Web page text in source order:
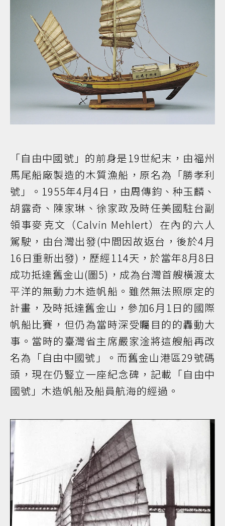
「自由中國號」的前身是19世紀末，由福州
馬尾船廠製造的木質漁船，原名為「勝孝利
號」。1955年4月4日，由周傳鈞、种玉麟、
胡露奇、陳家琳、徐家政及時任美國駐台副
領事麥克文（Calvin Mehlert）在內的六人
駕駛，由台灣出發(中間因故返台，後於4月
16日重新出發)，歷經114天，於當年8月8日
成功抵達舊金山(圖5)，成為台灣首艘橫渡太
平洋的無動力木造帆船。雖然無法照原定的
計畫，及時抵達舊金山，參加6月1日的國際
帆船比賽，但仍為當時深受矚目的的轟動大
事。當時的臺灣省主席嚴家淦將這艘船再改
名為「自由中國號」。而舊金山港區29號碼
頭，現在仍豎立一座紀念碑，記載「自由中
國號」木造帆船及船員航海的經過。